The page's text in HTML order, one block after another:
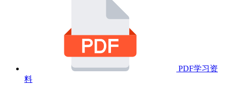
PDF学习资
料